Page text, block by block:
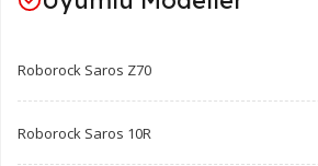
Roborock Saros Z70
Roborock Saros 10R